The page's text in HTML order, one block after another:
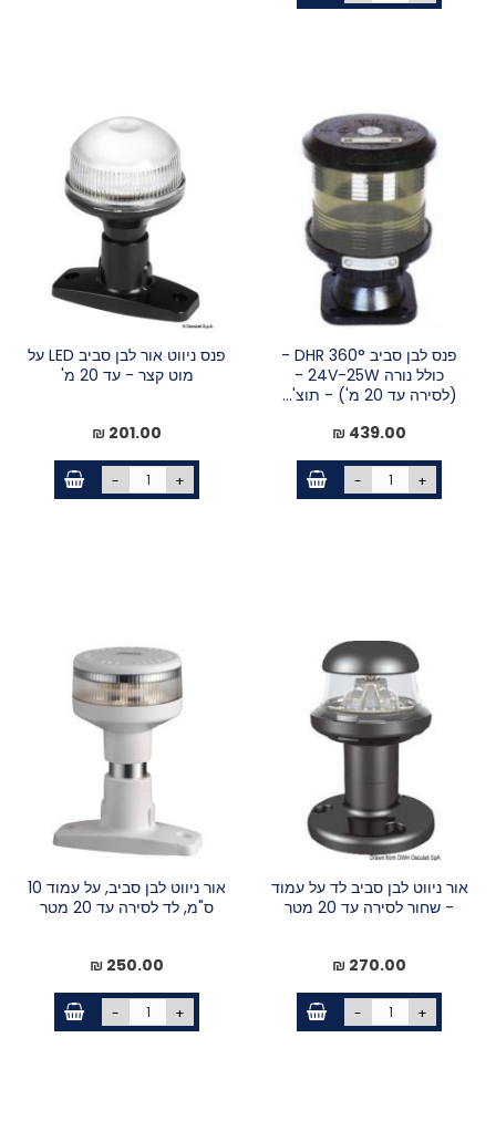
פנס לבן סביב 360° DHR -
כולל נורה 24V-25W -
(לסירה עד 20 מ') - תוצ'...
439.00 ₪
- +
פנס ניווט אור לבן סביב LED על
מוט קצר - עד 20 מ'
201.00 ₪
- +
אור ניווט לבן סביב לד על עמוד
- שחור לסירה עד 20 מטר
270.00 ₪
- +
אור ניווט לבן סביב, על עמוד 10
ס"מ, לד לסירה עד 20 מטר
250.00 ₪
- +